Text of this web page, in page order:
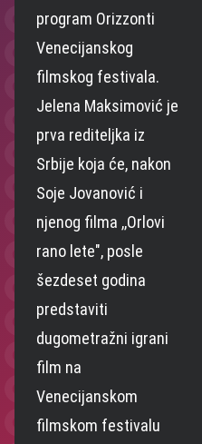
program Orizzonti
Venecijanskog
filmskog festivala.
Jelena Maksimović je
prva rediteljka iz
Srbije koja će, nakon
Soje Jovanović i
njenog filma ,,Orlovi
rano lete", posle
šezdeset godina
predstaviti
dugometražni igrani
film na
Venecijanskom
filmskom festivalu